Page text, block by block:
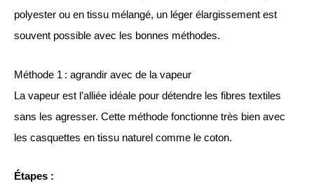
polyester ou en tissu mélangé, un léger élargissement est
souvent possible avec les bonnes méthodes.
Méthode 1 : agrandir avec de la vapeur
La vapeur est l’alliée idéale pour détendre les fibres textiles
sans les agresser. Cette méthode fonctionne très bien avec
les casquettes en tissu naturel comme le coton.
Étapes :